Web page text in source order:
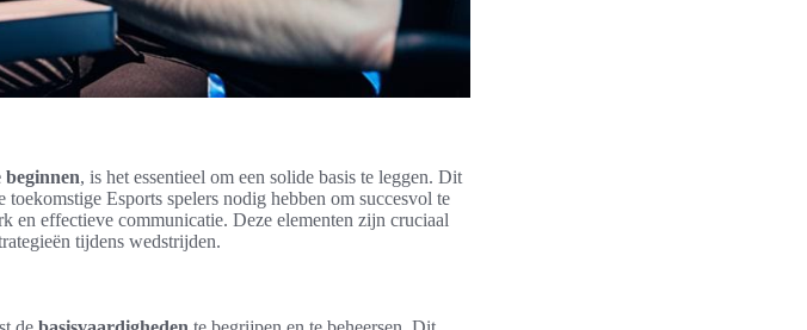
, is het essentieel om een solide basis te leggen. Dit
toekomstige Esports spelers nodig hebben om succesvol te
en effectieve communicatie. Deze elementen zijn cruciaal
tijdens wedstrijden.